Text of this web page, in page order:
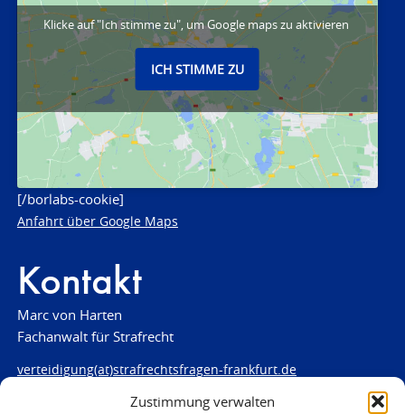
Zustimmung verwalten
Klicke auf "Ich stimme zu", um Google maps zu aktivieren
ICH STIMME ZU
[/borlabs-cookie]
Anfahrt über Google Maps
Kontakt
Marc von Harten
Fachanwalt für Strafrecht
verteidigung(at)strafrechtsfragen-frankfurt.de
www.strafrechtsfragen-frankfurt.de